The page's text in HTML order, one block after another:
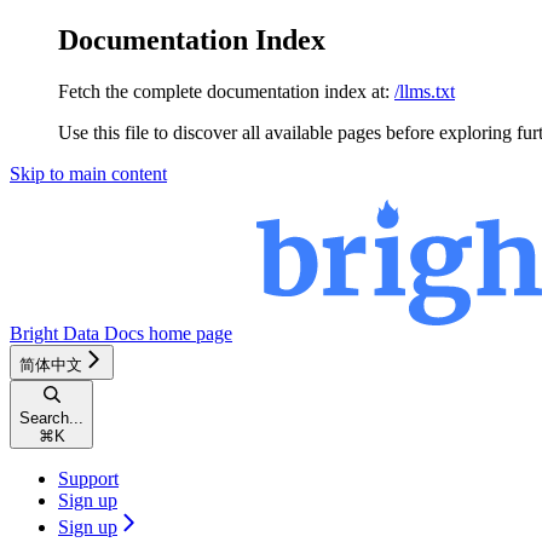
Documentation Index
Fetch the complete documentation index at: /llms.txt
Use this file to discover all available pages before exploring
Skip to main content
Bright Data Docs home page
简体中文
Search...
⌘ K
Support
Sign up
Sign up